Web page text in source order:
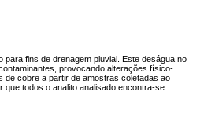
para fins de drenagem pluvial. Este deságua no
provocando alterações físico-
cobre a partir de amostras coletadas ao
todos o analito analisado encontra-se